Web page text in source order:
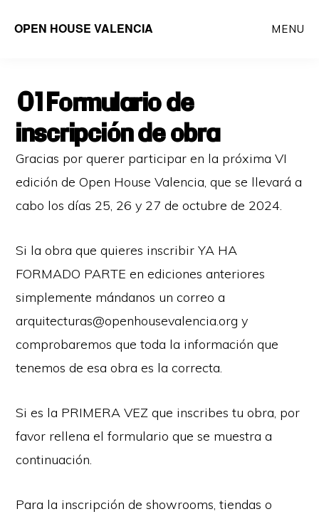
OPEN HOUSE VALENCIA MENU
01 Formulario de
inscripción de obra
Gracias por querer participar en la próxima VI
edición de Open House Valencia, que se llevará a
cabo los días 25, 26 y 27 de octubre de 2024.
Si la obra que quieres inscribir YA HA
FORMADO PARTE en ediciones anteriores
simplemente mándanos un correo a
arquitecturas@openhousevalencia.org y
comprobaremos que toda la información que
tenemos de esa obra es la correcta.
Si es la PRIMERA VEZ que inscribes tu obra, por
favor rellena el formulario que se muestra a
continuación.
Para la inscripción de showrooms, tiendas o